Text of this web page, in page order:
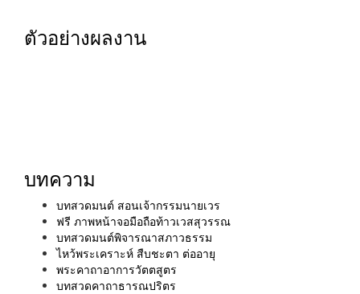
ตัวอย่างผลงาน
บทความ
บทสวดมนต์ สอนเจ้ากรรมนายเวร
ฟรี ภาพหน้าจอมือถือท้าวเวสสุวรรณ
บทสวดมนต์พิจารณาสภาวธรรม
ไหว้พระเคราะห์ สืบชะตา ต่ออายุ
พระคาถาอาการวัตตสูตร
บทสวดคาถาธารณปริตร